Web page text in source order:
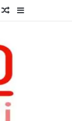
Log InRandom Article